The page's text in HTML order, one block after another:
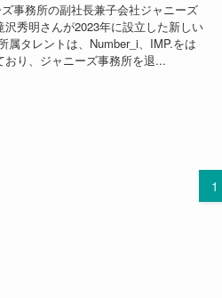
事務所の副社長兼子会社ジャニーズ
秀明さんが2023年に設立した新しい
属タレントは、Number_i、IMP.をは
おり、ジャニーズ事務所を退...
1